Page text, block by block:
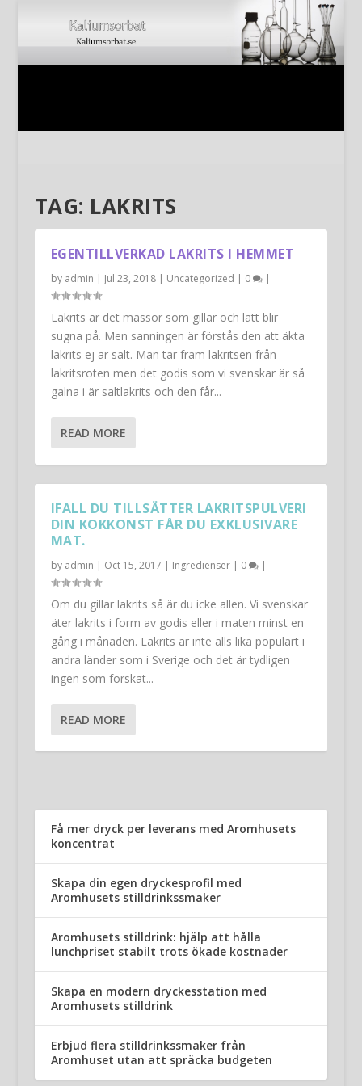
TAG: LAKRITS
EGENTILLVERKAD LAKRITS I HEMMET
by admin | Jul 23, 2018| Uncategorized | 0 |
Lakrits är det massor som gillar och lätt blir
sugna på. Men sanningen är förstås den att äkta
lakrits ej är salt. Man tar fram lakritsen från
lakritsroten men det godis som vi svenskar är så
galna i är saltlakrits och den får...
READ MORE
IFALL DU TILLSÄTTER LAKRITSPULVERI
DIN KOKKONST FÅR DU EXKLUSIVARE
MAT.
by admin | Oct 15, 2017 | Ingredienser| 0 |
Om du gillar lakrits så är du icke allen. Vi svenskar
äter lakrits i form av godis eller i maten minst en
gång i månaden. Lakrits är inte alls lika populärt i
andra länder som i Sverige och det är tydligen
ingen som forskat...
READ MORE
Få mer dryck per leverans med Aromhusets
koncentrat
Skapa din egen dryckesprofil med
Aromhusets stilldrinkssmaker
Aromhusets stilldrink: hjälp att hålla
lunchpriset stabilt trots ökade kostnader
Skapa en modern dryckesstation med
Aromhusets stilldrink
Erbjud flera stilldrinkssmaker från
Aromhuset utan att spräcka budgeten